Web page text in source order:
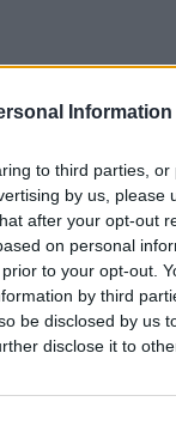
Information
to third parties,
by us, please
after your opt-out
on personal
to your opt-out.
by third
be disclosed by us
disclose it to